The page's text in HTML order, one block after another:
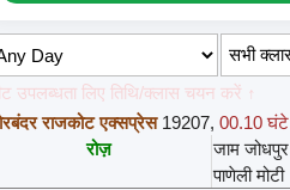
उपलब्धता लिए तिथि/क्लास चयन करें ↑
राजकोट एक्सप्रेस 19207,00.10 घंटे
रोज़
जाम जोधपुर
पाणेली मोटी